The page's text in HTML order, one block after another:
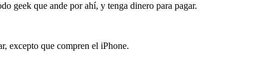
geek que ande por ahí, y tenga dinero para pagar.
excepto que compren el iPhone.